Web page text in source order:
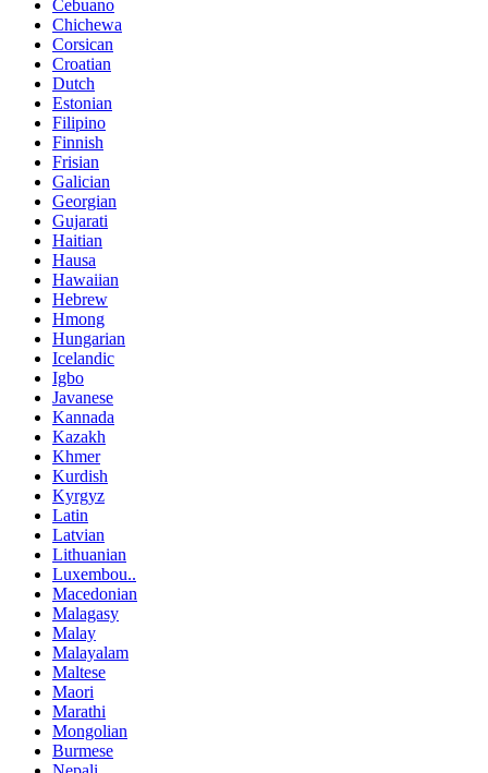
Cebuano
Chichewa
Corsican
Croatian
Dutch
Estonian
Filipino
Finnish
Frisian
Galician
Georgian
Gujarati
Haitian
Hausa
Hawaiian
Hebrew
Hmong
Hungarian
Icelandic
Igbo
Javanese
Kannada
Kazakh
Khmer
Kurdish
Kyrgyz
Latin
Latvian
Lithuanian
Luxembou..
Macedonian
Malagasy
Malay
Malayalam
Maltese
Maori
Marathi
Mongolian
Burmese